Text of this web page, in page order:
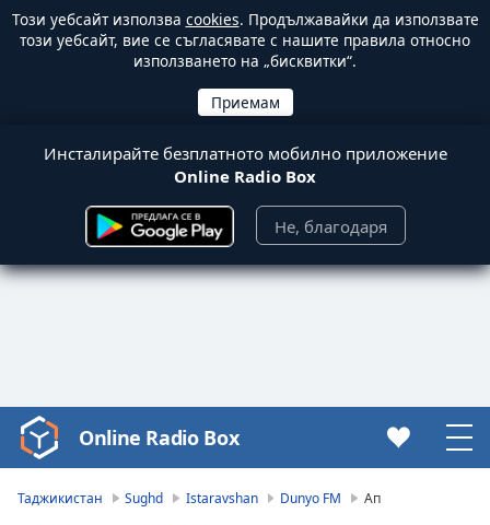
Този уебсайт използва cookies. Продължавайки да използвате
този уебсайт, вие се съгласявате с нашите правила относно
използването на „бисквитки“.
Инсталирайте безплатното мобилно приложение
Online Radio Box
Не, благодаря
Video
Player
Online Radio Box
Таджикистан Sughd Istaravshan Dunyo FM Ап